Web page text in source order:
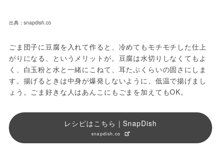
出典：snapdish.co
ごま団子に豆腐を入れて作ると、冷めてもモチモチした仕上
がりになる、というメリットが。豆腐は水切りしなくてもよ
く、白玉粉と水と一緒にこねて、耳たぶくらいの固さにしま
す。揚げるときは中身が爆発しないように、低温で揚げまし
ょう。ごま好きな人はあんこにもごまを加えてもOK。
レシピはこちら｜SnapDish
snapdish.co